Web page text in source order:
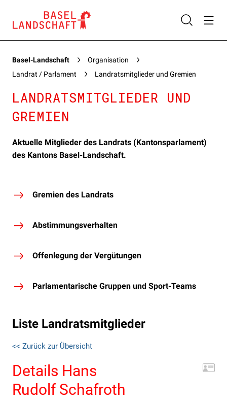
Basel-Landschaft
Organisation
Landrat / Parlament
Landratsmitglieder und Gremien
LANDRATSMITGLIEDER UND
GREMIEN
Aktuelle Mitglieder des Landrats (Kantonsparlament)
des Kantons Basel-Landschaft.
Gremien des Landrats
Abstimmungsverhalten
Offenlegung der Vergütungen
Parlamentarische Gruppen und Sport-Teams
Liste Landratsmitglieder